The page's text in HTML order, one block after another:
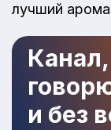
лучший
и без